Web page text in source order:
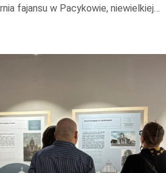
fajansu w Pacykowie, niewielkiej…